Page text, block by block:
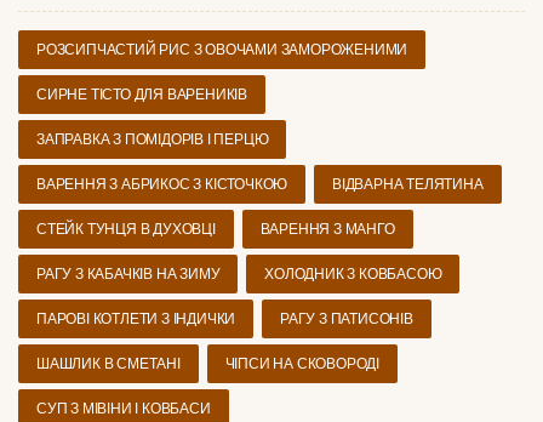
РОЗСИПЧАСТИЙ РИС З ОВОЧАМИ ЗАМОРОЖЕНИМИ
СИРНЕ ТІСТО ДЛЯ ВАРЕНИКІВ
ЗАПРАВКА З ПОМІДОРІВ І ПЕРЦЮ
ВАРЕННЯ З АБРИКОС З КІСТОЧКОЮ ВІДВАРНА ТЕЛЯТИНА
СТЕЙК ТУНЦЯ В ДУХОВЦІ ВАРЕННЯ З МАНГО
РАГУ З КАБАЧКІВ НА ЗИМУ ХОЛОДНИК З КОВБАСОЮ
ПАРОВІ КОТЛЕТИ З ІНДИЧКИ РАГУ З ПАТИСОНІВ
ШАШЛИК В СМЕТАНІ ЧІПСИ НА СКОВОРОДІ
СУП З МІВІНИ І КОВБАСИ